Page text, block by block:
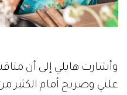
وأشارت هايلي إلى أن
علني وصريح أمام الكثير